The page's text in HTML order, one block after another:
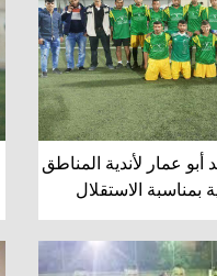
عمار لأندية المناطق
بمناسبة الاستقلال